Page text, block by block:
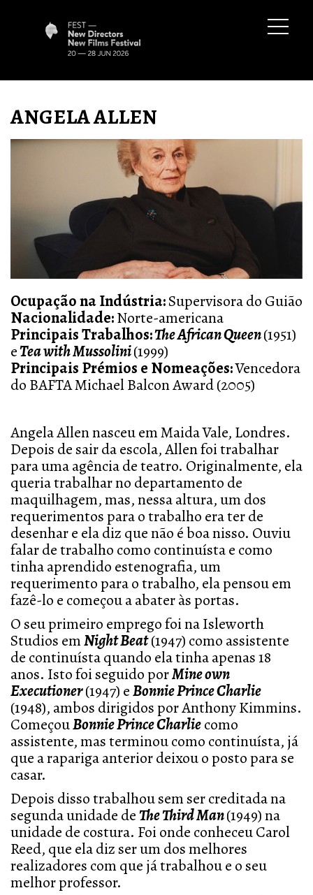
ANGELA ALLEN
Ocupação na Indústria:Supervisora do Guião
Nacionalidade:Norte-americana
Principais Trabalhos:The African Queen(1951)
eTea with Mussolini(1999)
Principais Prémios e Nomeações:Vencedora
do BAFTA Michael Balcon Award (2005)
Angela Allen nasceu em Maida Vale, Londres.
Depois de sair da escola, Allen foi trabalhar
para uma agência de teatro. Originalmente, ela
queria trabalhar no departamento de
maquilhagem, mas, nessa altura, um dos
requerimentos para o trabalho era ter de
desenhar e ela diz que não é boa nisso. Ouviu
falar de trabalho como continuísta e como
tinha aprendido estenografia, um
requerimento para o trabalho, ela pensou em
fazê-lo e começou a abater às portas.
O seu primeiro emprego foi na Isleworth
Studios emNight Beat(1947) como assistente
de continuísta quando ela tinha apenas 18
anos. Isto foi seguido porMine own
Executioner(1947) eBonnie Prince Charlie
(1948), ambos dirigidos por Anthony Kimmins.
ComeçouBonnie Prince Charliecomo
assistente, mas terminou como continuísta, já
que a rapariga anterior deixou o posto para se
casar.
Depois disso trabalhou sem ser creditada na
segunda unidade deThe Third Man(1949) na
unidade de costura. Foi onde conheceu Carol
Reed, que ela diz ser um dos melhores
realizadores com que já trabalhou e o seu
melhor professor.